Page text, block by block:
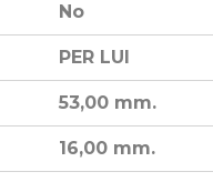
No
PER LUI
53,00 mm.
16,00 mm.